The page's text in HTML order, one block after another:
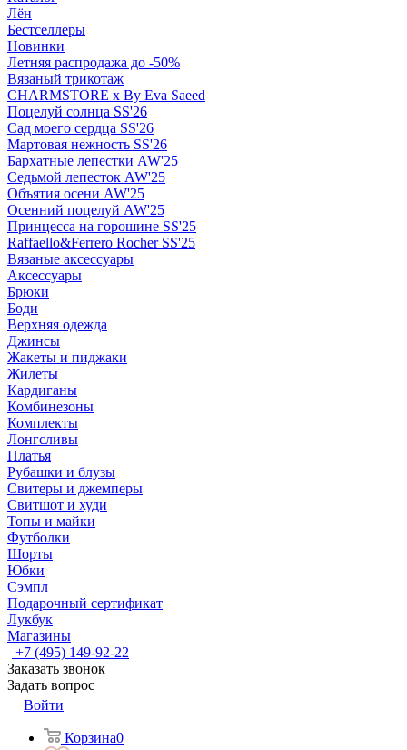
Лён
Бестселлеры
Новинки
Летняя распродажа до -50%
Вязаный трикотаж
CHARMSTORE х By Eva Saeed
Поцелуй солнца SS'26
Сад моего сердца SS'26
Мартовая нежность SS'26
Бархатные лепестки AW'25
Седьмой лепесток AW'25
Объятия осени AW'25
Осенний поцелуй AW'25
Принцесса на горошине SS'25
Raffaello&Ferrero Rocher SS'25
Вязаные аксессуары
Аксессуары
Брюки
Боди
Верхняя одежда
Джинсы
Жакеты и пиджаки
Жилеты
Кардиганы
Комбинезоны
Комплекты
Лонгсливы
Платья
Рубашки и блузы
Свитеры и джемперы
Свитшот и худи
Топы и майки
Футболки
Шорты
Юбки
Сэмпл
Подарочный сертификат
Лукбук
Магазины
+7 (495) 149-92-22
Заказать звонок
Задать вопрос
Войти
Корзина0